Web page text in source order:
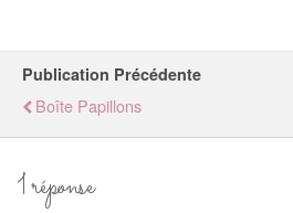
Publication Précédente
Boîte Papillons
1 réponse